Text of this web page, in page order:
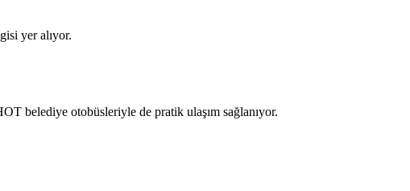
yer alıyor.
belediye otobüsleriyle de pratik ulaşım sağlanıyor.